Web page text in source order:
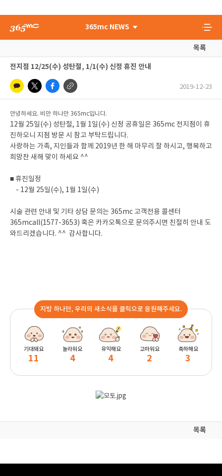
365mc NEWS
목록
전지점 12/25(수) 성탄절, 1/1(수) 신정 휴진 안내
2019-12-23
안녕하세요. 비만 하나만 365mc입니다.
12월 25일(수) 성탄절, 1월 1일(수) 신정 공휴일은 365mc 전지점이 휴
진하오니 지점 방문 시 참고 부탁드립니다.
사랑하는 가족, 지인들과 함께 2019년 한 해 마무리 잘 하시고, 행복하고
희망찬 새해 맞이 하세요 ^^
■ 휴진일정
- 12월 25일(수), 1월 1일(수)
시술 관련 안내 및 기타 상담 문의는 365mc 고객전용 콜센터
365mcall(1577-3653) 혹은 카카오톡으로 문의주시면 친절히 안내 도
와드리겠습니다. ^^ 감사합니다.
지방 하나만, 우리의 새소식을 클릭으로 응원해주세요.
기대돼요
11
놀라워요
4
유익해요
4
고마워요
2
축하해요
3
목록